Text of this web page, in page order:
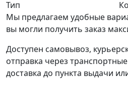
Тип
Мы предлагаем удобные
вы могли получить заказ
Доступен самовывоз,
отправка через
доставка до пункта выдачи